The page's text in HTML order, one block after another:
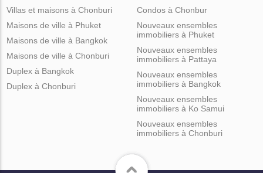
Villas et maisons à Chonburi
Condos à Chonbur
Maisons de ville à Phuket
Maisons de ville à Bangkok
Maisons de ville à Chonburi
Duplex à Bangkok
Duplex à Chonburi
Nouveaux ensembles
immobiliers à Phuket
Nouveaux ensembles
immobiliers à Pattaya
Nouveaux ensembles
immobiliers à Bangkok
Nouveaux ensembles
immobiliers à Ko Samui
Nouveaux ensembles
immobiliers à Chonburi